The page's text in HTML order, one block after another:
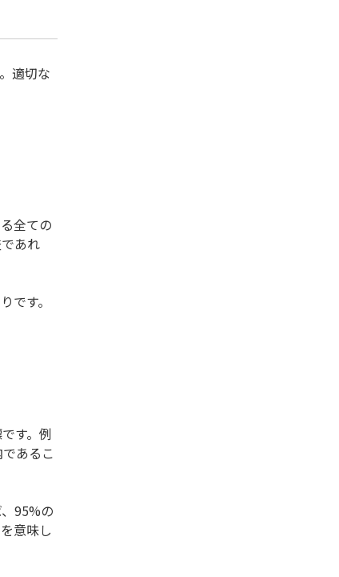
適切な
全ての
あれ
です。
す。例
あるこ
95%の
意味し